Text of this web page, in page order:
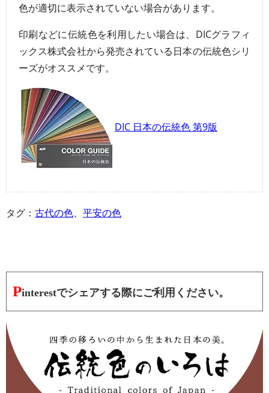
色が適切に表示されていない場合があります。
印刷などに伝統色を利用したい場合は、DICグラフィ
ックス株式会社から発売されている日本の伝統色シリ
ーズがオススメです。
DIC 日本の伝統色 第9版
タグ： 古代の色、 平安の色
Pinterestでシェアする際にご利用ください。